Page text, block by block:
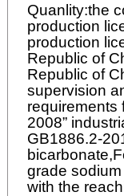
Quanlity:the
production
production
Republic of
Republic of
supervision
requirements
2008”
GB1886.2-
grade
with the